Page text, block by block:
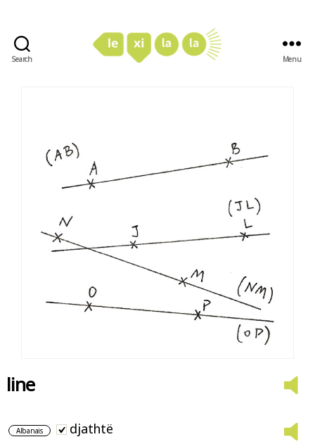
Search Menu
line
Albanais djathtë